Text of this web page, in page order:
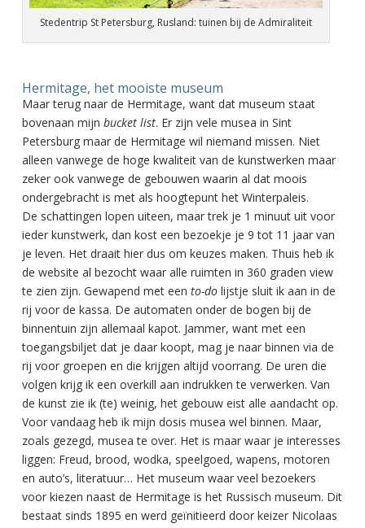
Stedentrip St Petersburg, Rusland: tuinen bij de Admiraliteit
Hermitage, het mooiste museum
Maar terug naar de Hermitage, want dat museum staat
bovenaan mijn bucket list. Er zijn vele musea in Sint
Petersburg maar de Hermitage wil niemand missen. Niet
alleen vanwege de hoge kwaliteit van de kunstwerken maar
zeker ook vanwege de gebouwen waarin al dat moois
ondergebracht is met als hoogtepunt het Winterpaleis.
De schattingen lopen uiteen, maar trek je 1 minuut uit voor
ieder kunstwerk, dan kost een bezoekje je 9 tot 11 jaar van
je leven. Het draait hier dus om keuzes maken. Thuis heb ik
de website al bezocht waar alle ruimten in 360 graden view
te zien zijn. Gewapend met een to-dolijstje sluit ik aan in de
rij voor de kassa. De automaten onder de bogen bij de
binnentuin zijn allemaal kapot. Jammer, want met een
toegangsbiljet dat je daar koopt, mag je naar binnen via de
rij voor groepen en die krijgen altijd voorrang. De uren die
volgen krijg ik een overkill aan indrukken te verwerken. Van
de kunst zie ik (te) weinig, het gebouw eist alle aandacht op.
Voor vandaag heb ik mijn dosis musea wel binnen. Maar,
zoals gezegd, musea te over. Het is maar waar je interesses
liggen: Freud, brood, wodka, speelgoed, wapens, motoren
en auto’s, literatuur… Het museum waar veel bezoekers
voor kiezen naast de Hermitage is het Russisch museum. Dit
bestaat sinds 1895 en werd geïnitieerd door keizer Nicolaas